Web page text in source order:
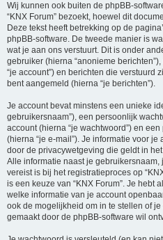
Wij kunnen ook buiten de phpBB-
“KNX Forum” bezoekt, hoewel dit
Deze tekst heeft betrekking op de
phpBB-software. De tweede manier is
wat je aan ons verstuurt. Dit is onder
gebruiker (hierna “anonieme
“je account”) en berichten die verstuurd
bent aangemeld (hierna “je berichten”).
Je account bevat minstens een unieke
gebruikersnaam”), een persoonlijk
account (hierna “je wachtwoord”) en
(hierna “je e-mail”). Je informatie voor je
door de privacywetgeving die geldt in
Alle informatie naast je
vereist is bij het registratieproces op
is een keuze van “KNX Forum”. Je hebt
welke informatie van je account
ook de mogelijkheid om in te stellen of
gemaakt door de phpBB-software wil